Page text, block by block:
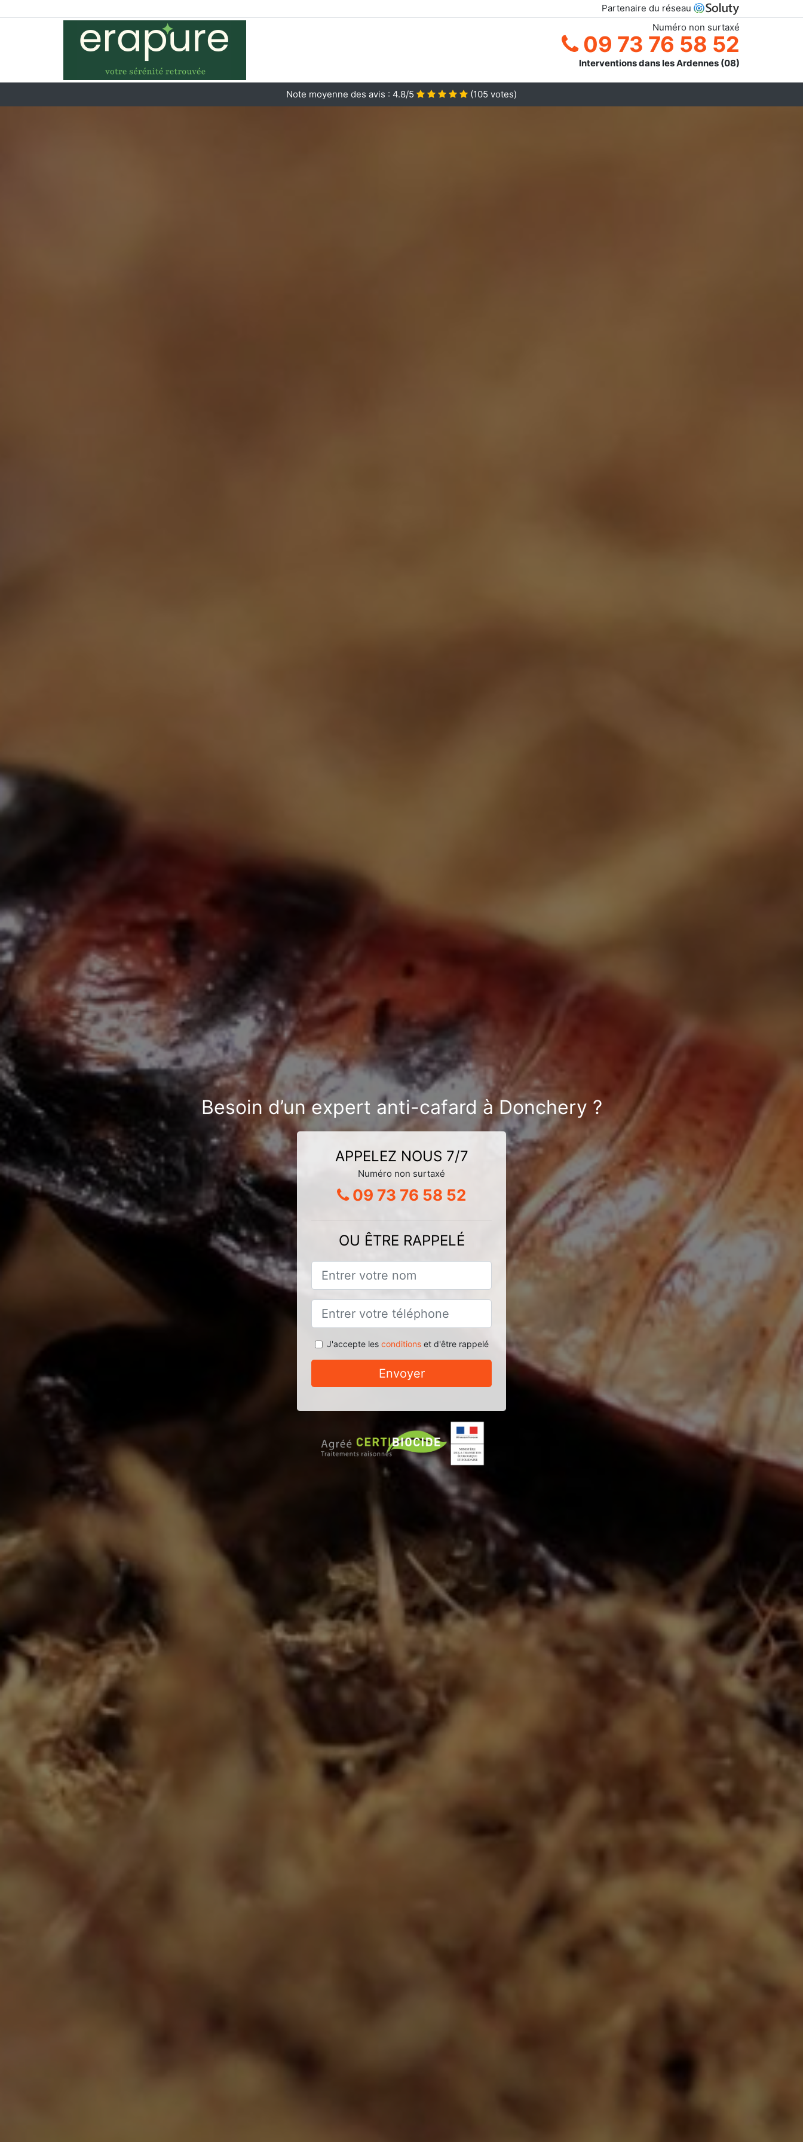
Partenaire du réseau
Numéro non surtaxé
09 73 76 58 52
Interventions dans les Ardennes (08)
Note moyenne des avis : 4.8/5 (105 votes)
Besoin d’un expert anti-cafard à Donchery ?
APPELEZ NOUS 7/7
Numéro non surtaxé
09 73 76 58 52
OU ÊTRE RAPPELÉ
J'accepte les conditionset d'être rappelé
Envoyer